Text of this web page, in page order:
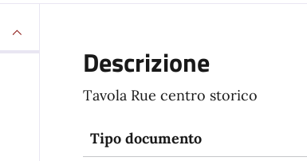
Descrizione
Tavola Rue centro storico
Tipo documento